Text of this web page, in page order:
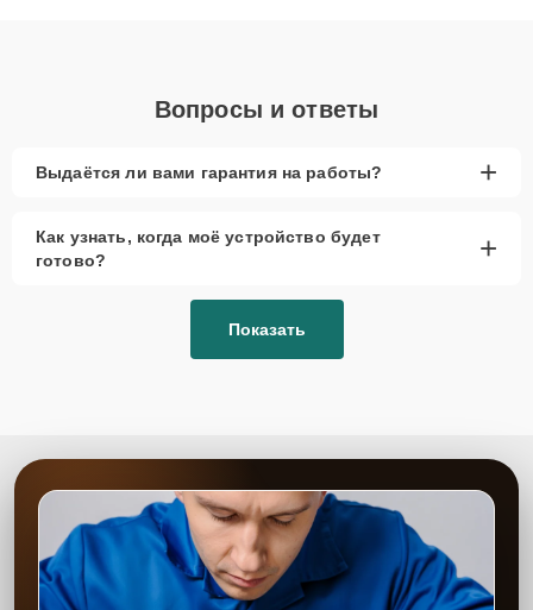
Вопросы и ответы
Выдаётся ли вами гарантия на работы? +
Как узнать, когда моё устройство будет
готово?
+
Показать